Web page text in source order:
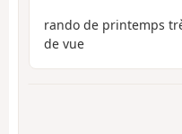
rando de printemps
de vue